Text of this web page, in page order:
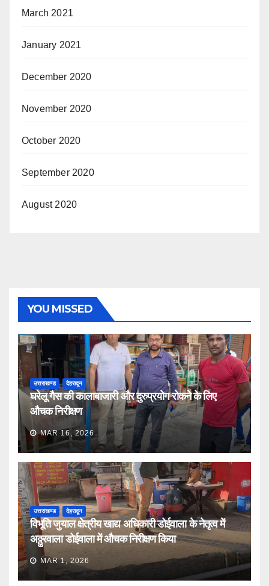
March 2021
January 2021
December 2020
November 2020
October 2020
September 2020
August 2020
YOU MISSED
उत्तराखण्ड देहरादून
घरेलू गैस की कालाबाजारी और दुरुप्रयोग रोकने के लिए
औचक निरीक्षण
MAR 16, 2026
उत्तराखण्ड देहरादून
विभूति जुयाल क्षेत्रीय खाद्य अधिकारी डोईवाला के नेतृत्व में
अठ्ठुरवाला डोईवाला में औचक निरीक्षण किया
MAR 1, 2026